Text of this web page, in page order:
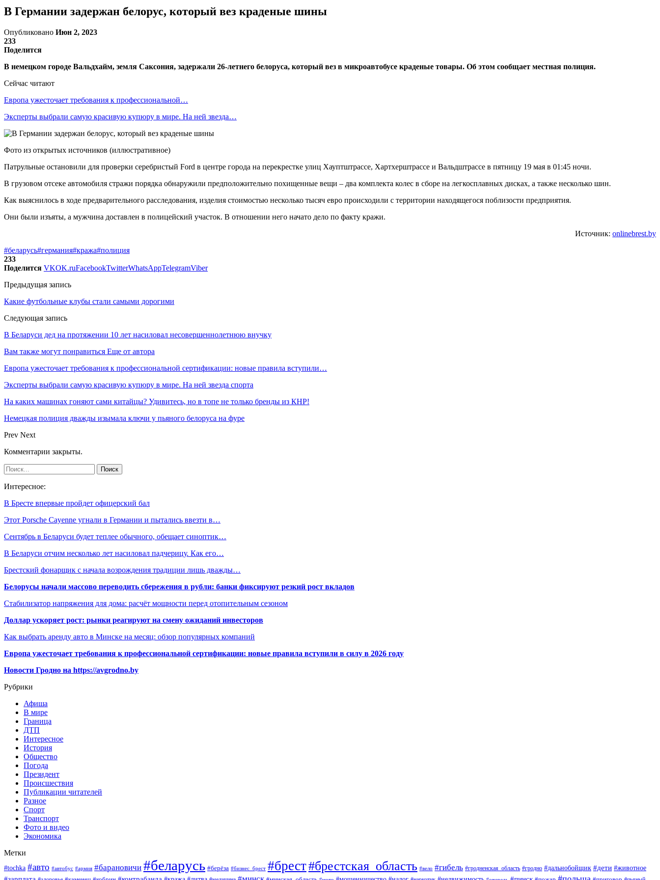
В Германии задержан белорус, который вез краденые шины
Опубликовано Июн 2, 2023
233
Поделится
В немецком городе Вальдхайм, земля Саксония, задержали 26-летнего белоруса, который вез в микроавтобусе краденые товары. Об этом сообщает местная полиция.
Сейчас читают
Европа ужесточает требования к профессиональной…
Эксперты выбрали самую красивую купюру в мире. На ней звезда…
Фото из открытых источников (иллюстративное)
Патрульные остановили для проверки серебристый Ford в центре города на перекрестке улиц Хауптштрассе, Хартхерштрассе и Вальдштрассе в пятницу 19 мая в 01:45 ночи.
В грузовом отсеке автомобиля стражи порядка обнаружили предположительно похищенные вещи – два комплекта колес в сборе на легкосплавных дисках, а также несколько шин.
Как выяснилось в ходе предварительного расследования, изделия стоимостью несколько тысяч евро происходили с территории находящегося поблизости предприятия.
Они были изъяты, а мужчина доставлен в полицейский участок. В отношении него начато дело по факту кражи.
Источник: onlinebrest.by
#беларусь#германия#кража#полиция
233
Поделится VKOK.ruFacebookTwitterWhatsAppTelegramViber
Предыдущая запись
Какие футбольные клубы стали самыми дорогими
Следующая запись
В Беларуси дед на протяжении 10 лет насиловал несовершеннолетнюю внучку
Вам также могут понравиться Еще от автора
Европа ужесточает требования к профессиональной сертификации: новые правила вступили…
Эксперты выбрали самую красивую купюру в мире. На ней звезда спорта
На каких машинах гоняют сами китайцы? Удивитесь, но в топе не только бренды из КНР!
Немецкая полиция дважды изымала ключи у пьяного белоруса на фуре
Prev Next
Комментарии закрыты.
Интересное:
В Бресте впервые пройдет офицерский бал
Этот Porsche Cayenne угнали в Германии и пытались ввезти в…
Сентябрь в Беларуси будет теплее обычного, обещает синоптик…
В Беларуси отчим несколько лет насиловал падчерицу. Как его…
Брестский фонарщик с начала возрождения традиции лишь дважды…
Белорусы начали массово переводить сбережения в рубли: банки фиксируют резкий рост вкладов
Стабилизатор напряжения для дома: расчёт мощности перед отопительным сезоном
Доллар ускоряет рост: рынки реагируют на смену ожиданий инвесторов
Как выбрать аренду авто в Минске на месяц: обзор популярных компаний
Европа ужесточает требования к профессиональной сертификации: новые правила вступили в силу в 2026 году
Новости Гродно на https://avgrodno.by
Рубрики
Афиша
В мире
Граница
ДТП
Интересное
История
Общество
Погода
Президент
Происшествия
Публикации читателей
Разное
Спорт
Транспорт
Фото и видео
Экономика
Метки
#tochka #авто #автобус #армия #барановичи #беларусь #берёза #бизнес_брест #брест#брестская_область #вело #гибель #гродненская_область #гродно #дальнобойщик #дети #животное